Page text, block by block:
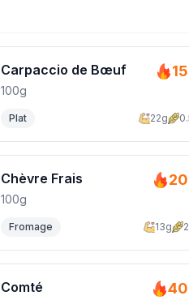
Carpaccio de Bœuf
100g
Plat 22g
Chèvre Frais
100g
Fromage 13g
Comté